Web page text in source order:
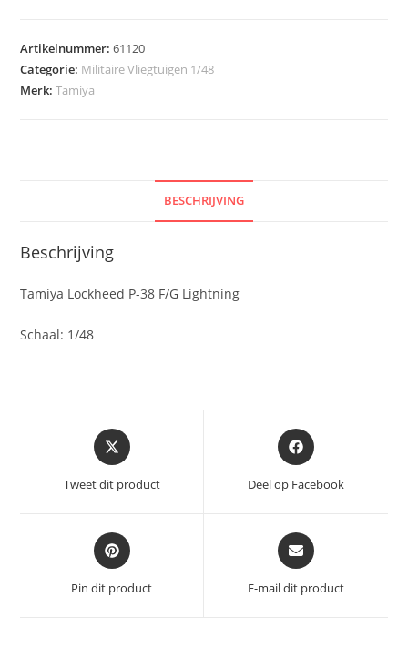
Artikelnummer:61120
Categorie: Militaire Vliegtuigen 1/48
Merk:Tamiya
BESCHRIJVING
Beschrijving
Tamiya Lockheed P-38 F/G Lightning
Schaal: 1/48
Opent
in
een
nieuw
Tweet dit product
Opent
in
nieuw
Deel op Facebook
Opent
in
een
nieuw
Pin dit product
Opent
in
een
nieuw
E-mail dit product